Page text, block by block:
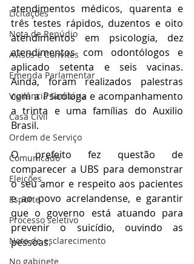
Licitações
Nota de Repúdio
Avisos e Convites
Emenda Parlamentar
Vigilância Sanitária
Casa Civil
Ordem de Serviço
Comunicado
Eleições
Esporte
Processo seletivo
Nota de esclarecimento
No gabinete
atendimentos médicos, quarenta e
três testes rápidos, duzentos e oito
atendimentos em psicologia, dez
atendimentos com odontólogos e
aplicado setenta e seis vacinas.
Ainda, foram realizados palestras
com a Psicóloga e acompanhamento
a trinta e uma famílias do Auxilio
Brasil.
O prefeito fez questão de
comparecer a UBS para demonstrar
o seu amor e respeito aos pacientes
e ao povo acrelandense, e garantir
que o governo está atuando para
prevenir o suicídio, ouvindo as
pessoas.